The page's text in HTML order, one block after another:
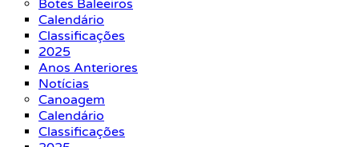
Botes Baleeiros
Calendário
Classificações
2025
Anos Anteriores
Notícias
Canoagem
Calendário
Classificações